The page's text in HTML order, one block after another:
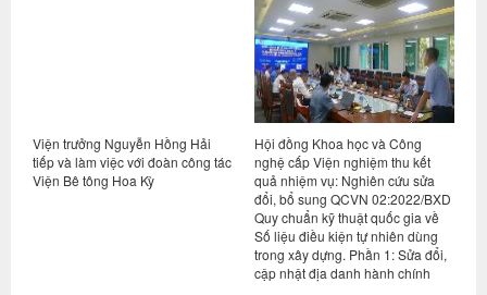
Viện trưởng Nguyễn Hồng Hải
tiếp và làm việc với đoàn công tác
Viện Bê tông Hoa Kỳ
Hội đồng Khoa học và Công
nghệ cấp Viện nghiệm thu kết
quả nhiệm vụ: Nghiên cứu sửa
đổi, bổ sung QCVN 02:2022/BXD
Quy chuẩn kỹ thuật quốc gia về
Số liệu điều kiện tự nhiên dùng
trong xây dựng. Phần 1: Sửa đổi,
cập nhật địa danh hành chính